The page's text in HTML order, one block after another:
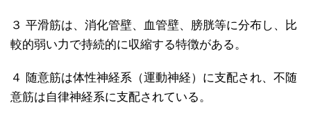
３ 平滑筋は、消化管壁、血管壁、膀胱等に分布し、比
較的弱い力で持続的に収縮する特徴がある。
４ 随意筋は体性神経系（運動神経）に支配され、不随
意筋は自律神経系に支配されている。